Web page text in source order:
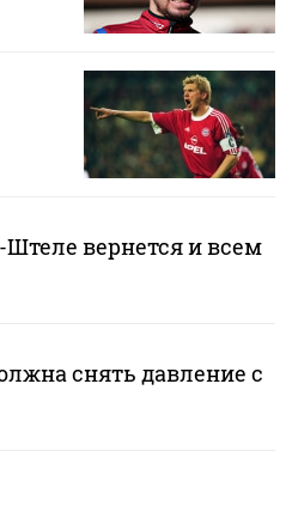
вернется и всем
снять давление с